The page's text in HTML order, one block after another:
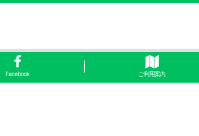
Facebook ご利用案内